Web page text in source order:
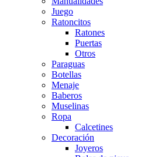
Juego
Ratoncitos
Ratones
Puertas
Otros
Paraguas
Botellas
Menaje
Baberos
Muselinas
Ropa
Calcetines
Decoración
Joyeros